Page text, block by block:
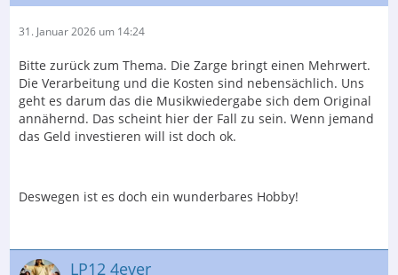
31. Januar 2026 um 14:24
Bitte zurück zum Thema. Die Zarge bringt einen Mehrwert.
Die Verarbeitung und die Kosten sind nebensächlich. Uns
geht es darum das die Musikwiedergabe sich dem Original
annähernd. Das scheint hier der Fall zu sein. Wenn jemand
das Geld investieren will ist doch ok.
Deswegen ist es doch ein wunderbares Hobby!
LP12 4ever